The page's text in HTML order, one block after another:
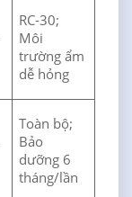
RC-30;
Môi
trường ẩm
dễ hỏng
Toàn bộ;
Bảo
dưỡng 6
tháng/lần